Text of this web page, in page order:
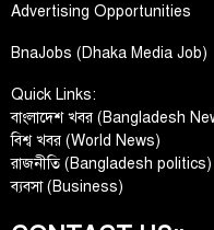
Advertising Opportunities
BnaJobs (Dhaka Media Job)
Quick Links:
বাংলাদেশ খবর (Bangladesh
বিশ্ব খবর (World News)
রাজনীতি (Bangladesh politics)
ব্যবসা (Business)